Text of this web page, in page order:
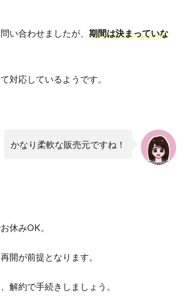
い合わせましたが、 期間は決まっていな
対応しているようです。
かなり柔軟な販売元ですね！
休みOK。
開が前提となります。
解約で手続きしましょう。